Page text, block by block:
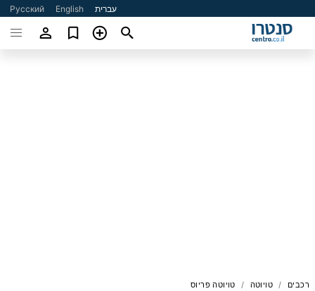
עברית English
Русский
רכבים טויוטה טויוטה פריוס